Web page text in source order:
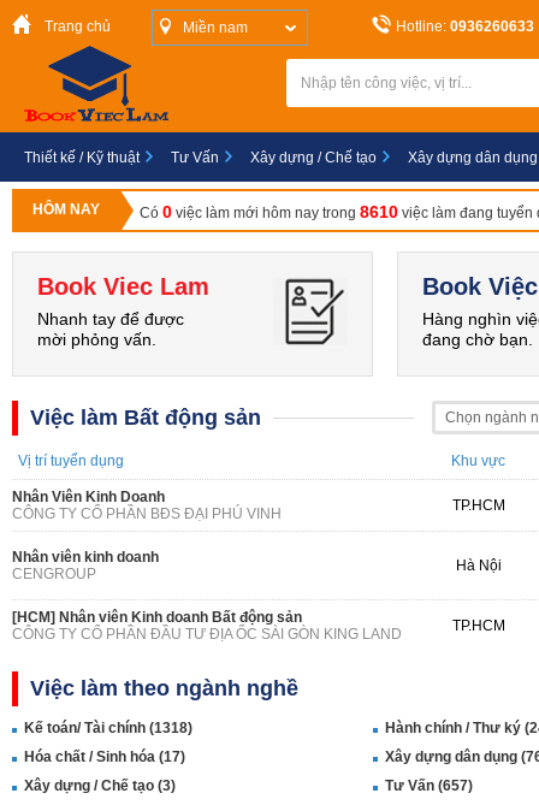
Trang chủ Miền nam Hotline: 0936260633
Thiết kế / Kỹ thuật Tư Vấn Xây dựng / Chế tạo Xây dựng dân dụng
HÔM NAY Có 0 việc làm mới hôm nay trong 8610 việc làm đang tuyển
Book Viec Lam
Nhanh tay để được
mời phỏng vấn.
Book
Hàng nghìn
đang chờ bạn.
Việc làm Bất động sản Chọn ngành
Vị trí tuyển dụng Khu vực
Nhân Viên Kinh Doanh
CÔNG TY CỔ PHẦN BĐS ĐẠI PHÚ VINH
TP.HCM
Nhân viên kinh doanh
CENGROUP
Hà Nội
[HCM] Nhân viên Kinh doanh Bất động sản
CÔNG TY CỔ PHẦN ĐẦU TƯ ĐỊA ỐC SÀI GÒN KING LAND
TP.HCM
Việc làm theo ngành nghề
Kế toán/ Tài chính (1318)
Hành chính / Thư ký
Hóa chất / Sinh hóa (17)
Xây dựng dân dụng
Xây dựng / Chế tạo (3)
Tư Vấn (657)